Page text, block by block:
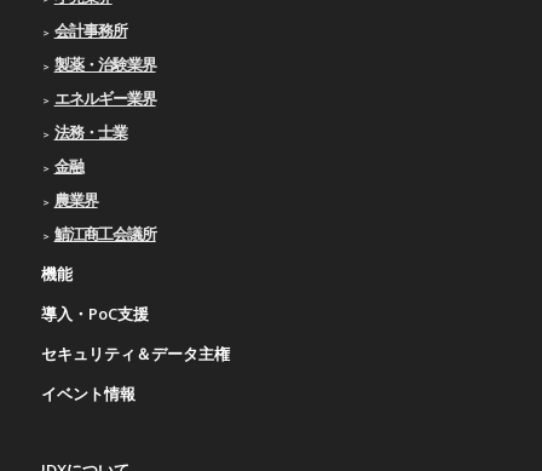
会計事務所
製薬・治験業界
エネルギー業界
法務・士業
金融
農業界
鯖江商工会議所
機能
導入・PoC支援
セキュリティ＆データ主権
イベント情報